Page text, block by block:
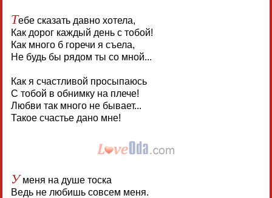
Тебе сказать давно хотела,
Как дорог каждый день с тобой!
Как много б горечи я съела,
Не будь бы рядом ты со мной...
Как я счастливой просыпаюсь
С тобой в обнимку на плече!
Любви так много не бывает...
Такое счастье дано мне!
Уменя на душе тоска
Ведь не любишь совсем меня.